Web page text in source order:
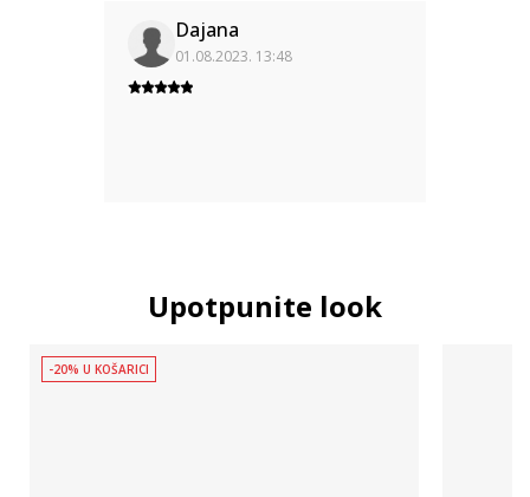
Dajana
01.08.2023. 13:48
Upotpunite look
-20% U KOŠARICI